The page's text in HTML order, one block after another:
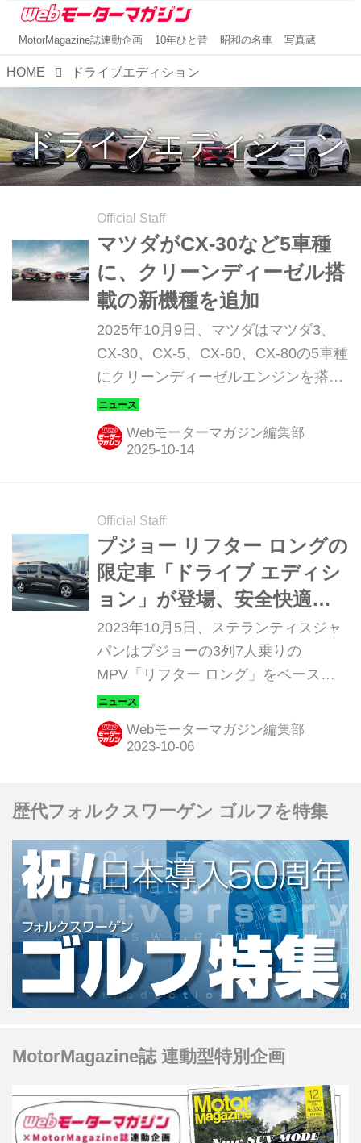
MotorMagazine誌連動企画 10年ひと昔 昭和の名車 写真蔵
HOME ドライブエディション
ドライブエディション
Official Staff
マツダがCX-30など5車種
に、クリーンディーゼル搭
載の新機種を追加
2025年10月9日、マツダはマツダ3、
CX-30、CX-5、CX-60、CX-80の5車種
にクリーンディーゼルエンジンを搭載
した「XD ドライブエディション
（Drive Edition）」などを追加して予
約受注を開始。販売開始は同年10月中
Webモーターマガジン編集部
Official Staff
プジョー リフター ロングの
限定車「ドライブ エディシ
ョン」が登場、安全快適装
備を強化
2023年10月5日、ステランティスジャ
パンはプジョーの3列7人乗りの
MPV「リフター ロング」をベース
に、安全性や利便性を高める特別装備
を追加した限定車「リフター ロング
GT ドライブ エディション（Rifter
ーラーで販売を開始した。車両価格
（税込み）は469万円。
Webモーターマガジン編集部
歴代フォルクスワーゲン ゴルフを特集
MotorMagazine誌 連動型特別企画